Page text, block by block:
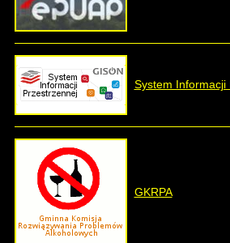
System Informacji
GKRPA